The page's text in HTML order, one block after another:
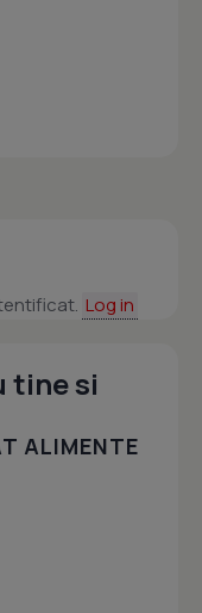
Log in
tine si
ALIMENTE